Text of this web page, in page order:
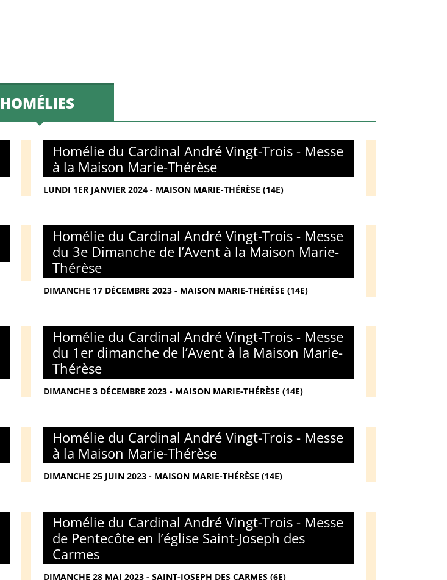
HOMÉLIES
Homélie du Cardinal André Vingt-Trois - Messe
à la Maison Marie-Thérèse
LUNDI 1ER JANVIER 2024 - MAISON MARIE-THÉRÈSE (14E)
Homélie du Cardinal André Vingt-Trois - Messe
du 3e Dimanche de l’Avent à la Maison Marie-
Thérèse
DIMANCHE 17 DÉCEMBRE 2023 - MAISON MARIE-THÉRÈSE (14E)
Homélie du Cardinal André Vingt-Trois - Messe
du 1er dimanche de l’Avent à la Maison Marie-
Thérèse
DIMANCHE 3 DÉCEMBRE 2023 - MAISON MARIE-THÉRÈSE (14E)
Homélie du Cardinal André Vingt-Trois - Messe
à la Maison Marie-Thérèse
DIMANCHE 25 JUIN 2023 - MAISON MARIE-THÉRÈSE (14E)
Homélie du Cardinal André Vingt-Trois - Messe
de Pentecôte en l’église Saint-Joseph des
Carmes
DIMANCHE 28 MAI 2023 - SAINT-JOSEPH DES CARMES (6E)